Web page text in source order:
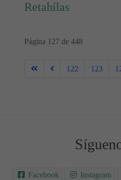
Retahílas
Página 127 de 448
122 123
Facebook Instagram